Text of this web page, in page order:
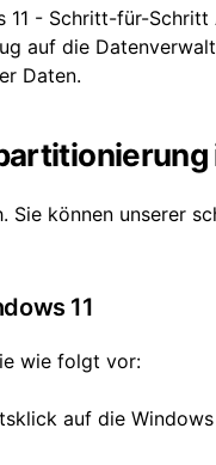
auf die
Daten.
können unserer
11
wie folgt vor:
auf die